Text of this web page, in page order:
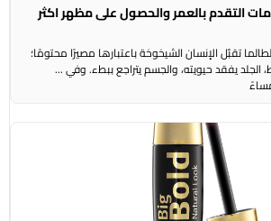
التقدم بالعمر والحصول على مظهر اكثر
تقبّل الإنسان الشيخوخة باعتبارها مصيرًا محتومًا؛
الجلد يفقد حيويته، والجسم يتراجع ببطء. وفي ...